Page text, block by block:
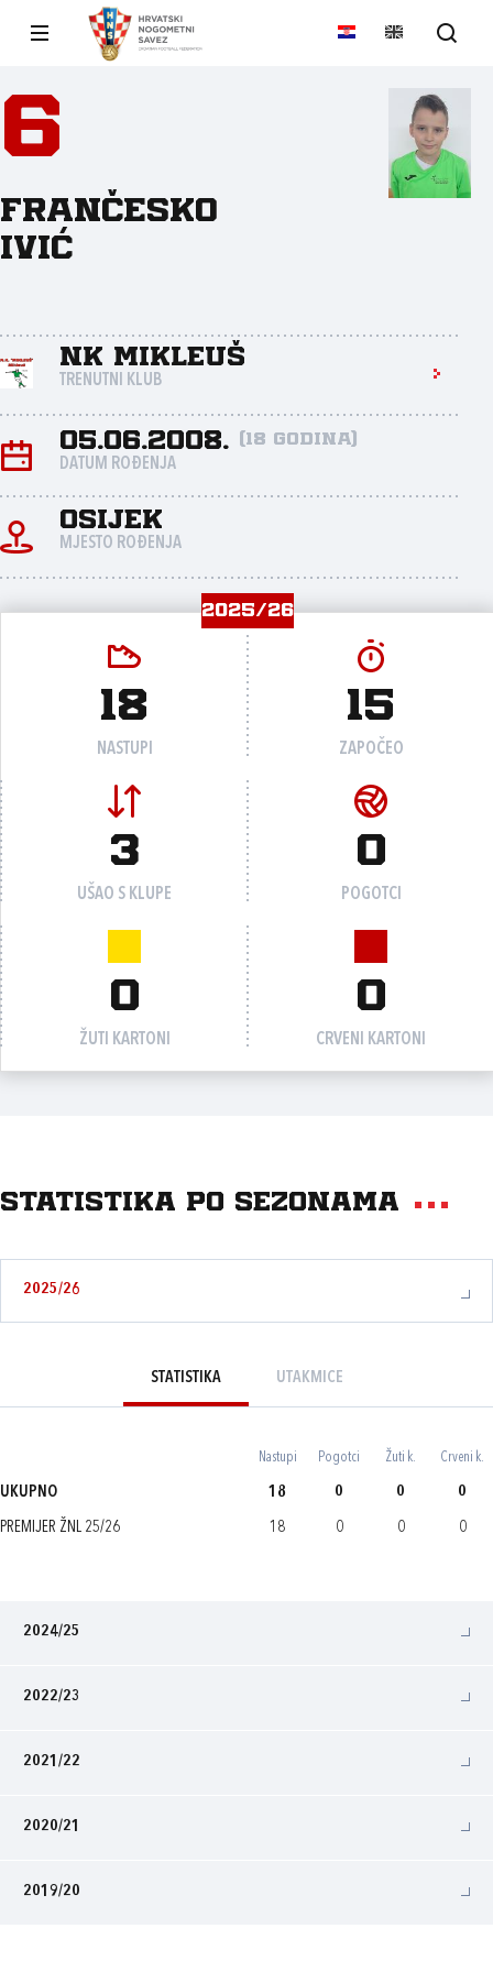
6
Frančesko
Ivić
NK Mikleuš
TRENUTNI KLUB
05.06.2008. (18 godina)
DATUM ROĐENJA
Osijek
MJESTO ROĐENJA
2025/26
18
NASTUPI
15
ZAPOČEO
3
UŠAO S KLUPE
0
POGOTCI
0
ŽUTI KARTONI
0
CRVENI KARTONI
Statistika po sezonama
2025/26
STATISTIKA UTAKMICE
Nastupi Pogotci Žuti k. Crveni k.
UKUPNO 18 0 0 0
PREMIJER ŽNL 25/26 18 0 0 0
2024/25
2022/23
2021/22
2020/21
2019/20